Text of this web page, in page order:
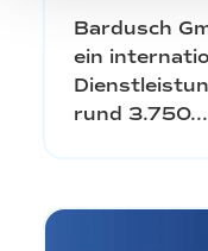
Bardusch
ein
rund 3.750...